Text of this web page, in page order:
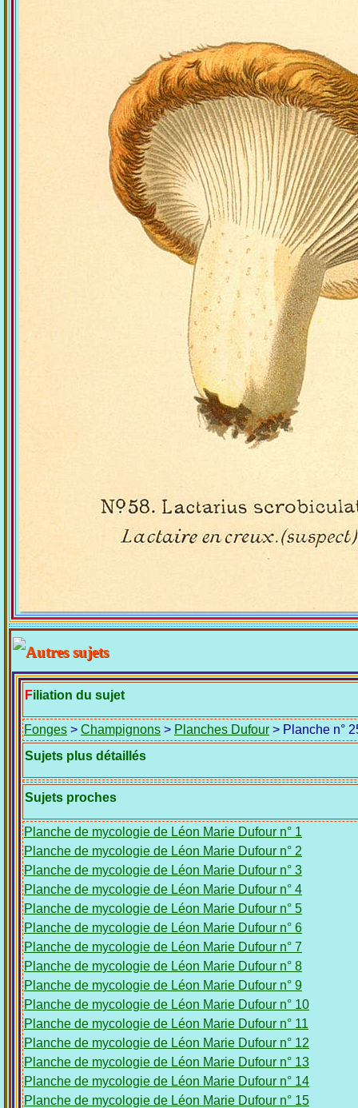
Filiation du sujet
Fonges > Champignons > Planches Dufour > Planche n°
Sujets plus détaillés
Sujets proches
Planche de mycologie de Léon Marie Dufour n° 1
Planche de mycologie de Léon Marie Dufour n° 2
Planche de mycologie de Léon Marie Dufour n° 3
Planche de mycologie de Léon Marie Dufour n° 4
Planche de mycologie de Léon Marie Dufour n° 5
Planche de mycologie de Léon Marie Dufour n° 6
Planche de mycologie de Léon Marie Dufour n° 7
Planche de mycologie de Léon Marie Dufour n° 8
Planche de mycologie de Léon Marie Dufour n° 9
Planche de mycologie de Léon Marie Dufour n° 10
Planche de mycologie de Léon Marie Dufour n° 11
Planche de mycologie de Léon Marie Dufour n° 12
Planche de mycologie de Léon Marie Dufour n° 13
Planche de mycologie de Léon Marie Dufour n° 14
Planche de mycologie de Léon Marie Dufour n° 15